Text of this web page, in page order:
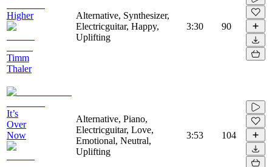
Higher
Timm
Thaler
Alternative, Synthesizer,
Electricguitar, Happy,
Uplifting
3:30 90
It’s
Over
Now
Alternative, Piano,
Electricguitar, Love,
Emotional, Neutral,
Uplifting
3:53 104